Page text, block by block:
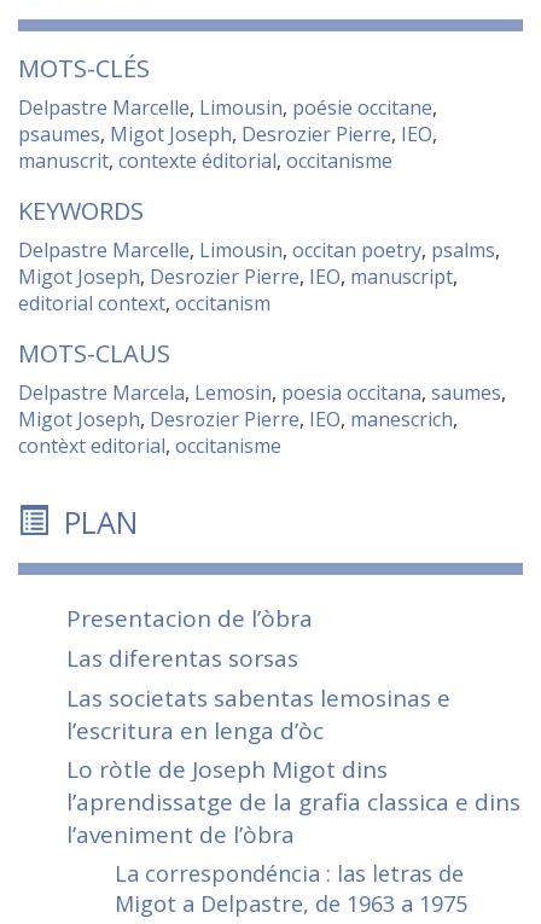
MOTS-CLÉS
Delpastre Marcelle, Limousin, poésie occitane,
psaumes, Migot Joseph, Desrozier Pierre, IEO,
manuscrit, contexte éditorial, occitanisme
KEYWORDS
Delpastre Marcelle, Limousin, occitan poetry, psalms,
Migot Joseph, Desrozier Pierre, IEO, manuscript,
editorial context, occitanism
MOTS-CLAUS
Delpastre Marcela, Lemosin, poesia occitana, saumes,
Migot Joseph, Desrozier Pierre, IEO, manescrich,
contèxt editorial, occitanisme
PLAN
Presentacion de l’òbra
Las diferentas sorsas
Las societats sabentas lemosinas e
l’escritura en lenga d’òc
Lo ròtle de Joseph Migot dins
l’aprendissatge de la grafia classica e dins
l’aveniment de l’òbra
La correspondéncia : las letras de
Migot a Delpastre, de 1963 a 1975